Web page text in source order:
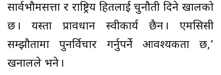
सार्वभौमसत्ता र राष्ट्रिय हितलाई चुनौती दिने खालको
छ । यस्ता प्रावधान स्वीकार्य छैन । एमसिसी
सम्झौतामा पुनर्विचार गर्नुपर्ने आवश्यकता छ,’
खनालले भने ।